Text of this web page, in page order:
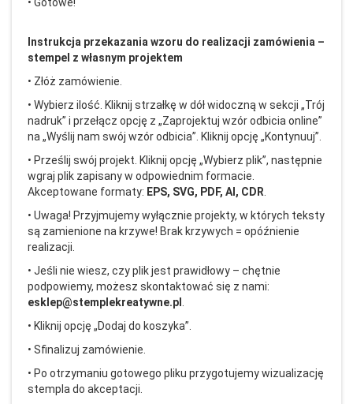
Instrukcja przekazania wzoru do realizacji zamówienia –
stempel z własnym projektem
• Złóż zamówienie.
• Wybierz ilość. Kliknij strzałkę w dół widoczną w sekcji „Trój
nadruk” i przełącz opcję z „Zaprojektuj wzór odbicia online”
na „Wyślij nam swój wzór odbicia”. Kliknij opcję „Kontynuuj”.
• Prześlij swój projekt. Kliknij opcję „Wybierz plik”, następnie
wgraj plik zapisany w odpowiednim formacie.
Akceptowane formaty: EPS, SVG, PDF, AI, CDR
• Uwaga! Przyjmujemy wyłącznie projekty, w których teksty
są zamienione na krzywe! Brak krzywych = opóźnienie
realizacji.
• Jeśli nie wiesz, czy plik jest prawidłowy – chętnie
podpowiemy, możesz skontaktować się z nami:
esklep@stemplekreatywne.pl
• Kliknij opcję „Dodaj do koszyka”.
• Sfinalizuj zamówienie.
• Po otrzymaniu gotowego pliku przygotujemy wizualizację
stempla do akceptacji.